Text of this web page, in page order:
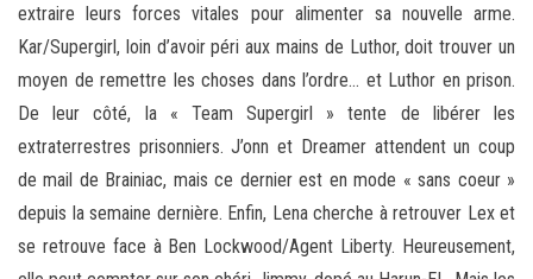
extraire leurs forces vitales pour alimenter sa nouvelle arme.
Kar/Supergirl, loin d’avoir péri aux mains de Luthor, doit trouver un
moyen de remettre les choses dans l’ordre… et Luthor en prison.
De leur côté, la « Team Supergirl » tente de libérer les
extraterrestres prisonniers. J’onn et Dreamer attendent un coup
de mail de Brainiac, mais ce dernier est en mode « sans coeur »
depuis la semaine dernière. Enfin, Lena cherche à retrouver Lex et
se retrouve face à Ben Lockwood/Agent Liberty. Heureusement,